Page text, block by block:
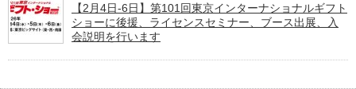
【2月4日-6日】第101回東京インターナショナルギフト
ショーに後援、ライセンスセミナー、ブース出展、入
会説明を行います